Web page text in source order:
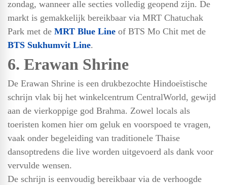
zondag, wanneer alle secties volledig geopend zijn. De
markt is gemakkelijk bereikbaar via MRT Chatuchak
Park met de MRT Blue Line of BTS Mo Chit met de
BTS Sukhumvit Line.
6. Erawan Shrine
De Erawan Shrine is een drukbezochte Hindoeïstische
schrijn vlak bij het winkelcentrum CentralWorld, gewijd
aan de vierkoppige god Brahma. Zowel locals als
toeristen komen hier om geluk en voorspoed te vragen,
vaak onder begeleiding van traditionele Thaise
dansoptredens die live worden uitgevoerd als dank voor
vervulde wensen.
De schrijn is eenvoudig bereikbaar via de verhoogde